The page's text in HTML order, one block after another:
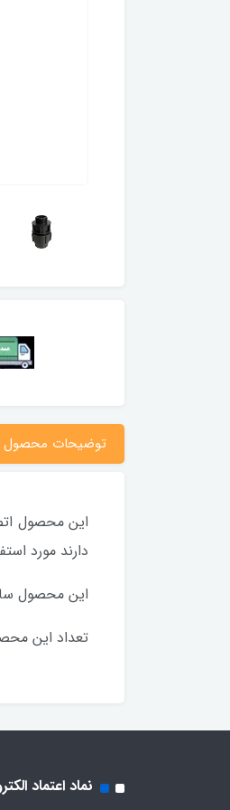
توضیحات محصول
این محصول
دارند مورد
این محصول
تعداد این محصول در
نماد اعتماد